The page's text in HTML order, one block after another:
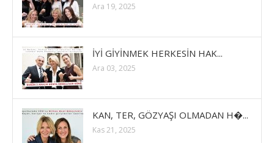
Ara 19, 2025
İYİ GİYİNMEK HERKESİN HAK...
Ara 03, 2025
KAN, TER, GÖZYAŞI OLMADAN H�...
Kas 21, 2025